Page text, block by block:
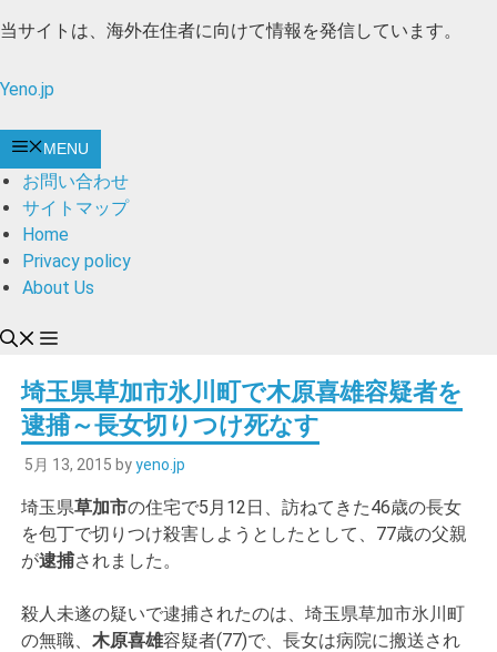
コ
テ
ツ
ス
キ
ッ
プ
当サイトは、海外在住者に向けて情報を発信しています。
Yeno.jp
MENU
お問い合わせ
サイトマップ
Home
Privacy policy
About Us
埼玉県草加市氷川町で木原喜雄容疑者を
逮捕～長女切りつけ死なす
5月 13, 2015 byyeno.jp
埼玉県草加市の住宅で5月12日、訪ねてきた46歳の長女
を包丁で切りつけ殺害しようとしたとして、77歳の父親
が逮捕されました。
殺人未遂の疑いで逮捕されたのは、埼玉県草加市氷川町
の無職、木原喜雄容疑者(77)で、長女は病院に搬送され